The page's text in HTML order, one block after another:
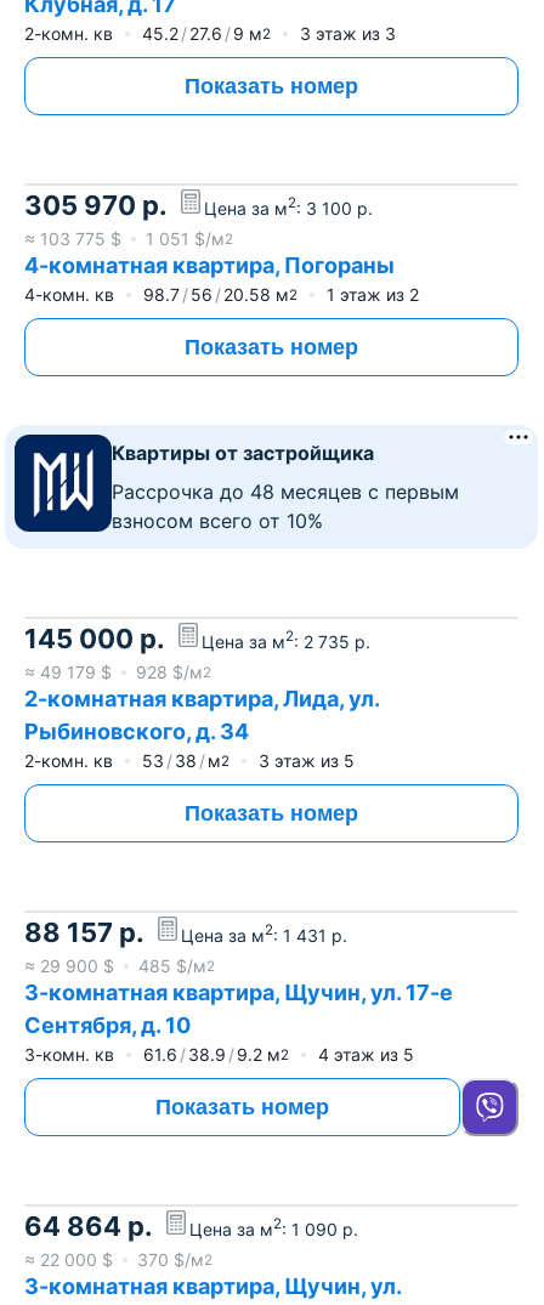
2-комн. кв 45.2 27.6 9 м2 3 этаж из 3
Показать номер
305 970 р. Цена за м2: 3 100 р.
≈ 103 775 $ 1 051 $/м2
4-комнатная квартира, Погораны
4-комн. кв 98.7 56 20.58 м2 1 этаж из 2
Показать номер
145 000 р. Цена за м2: 2 735 р.
≈ 49 179 $ 928 $/м2
2-комнатная квартира, Лида, ул.
Рыбиновского, д. 34
2-комн. кв 53 38 м2 3 этаж из 5
Показать номер
88 157 р. Цена за м2: 1 431 р.
≈ 29 900 $ 485 $/м2
3-комнатная квартира, Щучин, ул. 17-е
Сентября, д. 10
3-комн. кв 61.6 38.9 9.2 м2 4 этаж из 5
Показать номер
64 864 р. Цена за м2: 1 090 р.
≈ 22 000 $ 370 $/м2
3-комнатная квартира, Щучин, ул.
Квартиры от застройщика
Рассрочка до 48 месяцев с первым
взносом всего от 10%